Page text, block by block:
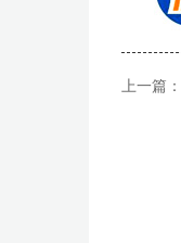
上一篇：